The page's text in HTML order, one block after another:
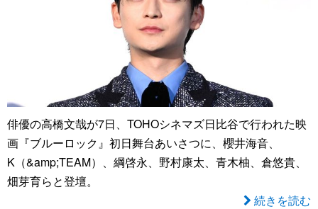
俳優の高橋文哉が7日、TOHOシネマズ日比谷で行われた映
画『ブルーロック』初日舞台あいさつに、櫻井海音、
K（&amp;TEAM）、綱啓永、野村康太、青木柚、倉悠貴、
畑芽育らと登壇。
続きを読む